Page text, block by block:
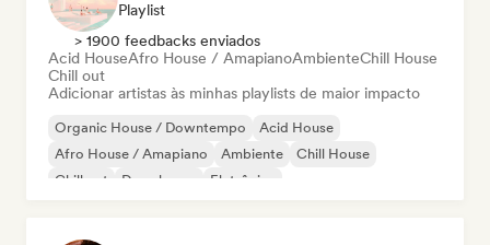
Playlist
> 1900 feedbacks enviados
Acid HouseAfro House / AmapianoAmbienteChill House
Chill out
Adicionar artistas às minhas playlists de maior impacto
Organic House / Downtempo
Acid House
Afro House / Amapiano
Ambiente
Chill House
Chill out
Deep house Eletrônica